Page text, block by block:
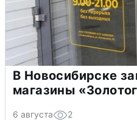
В Новосибирске
магазины
6 августа 2